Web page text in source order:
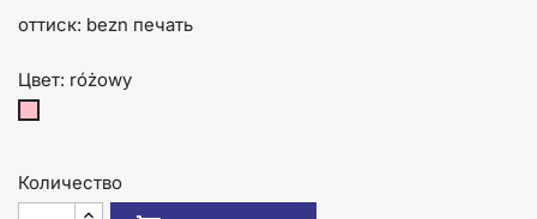
оттиск: bezn печать
Цвет: różowy
Количество